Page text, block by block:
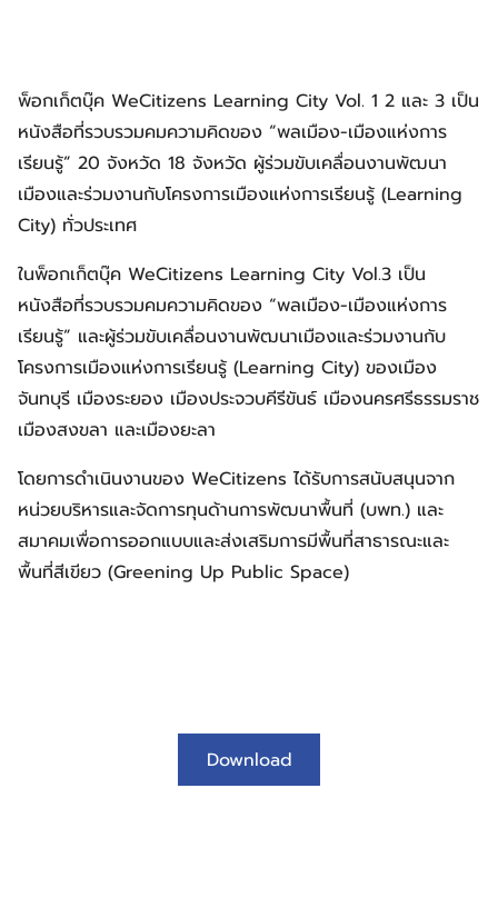
พ็อกเก็ตบุ๊ค WeCitizens Learning City Vol. 1 2 และ 3 เป็น
หนังสือที่รวบรวมคมความคิดของ “พลเมือง-เมืองแห่งการ
เรียนรู้” 20 จังหวัด 18 จังหวัด ผู้ร่วมขับเคลื่อนงานพัฒนา
เมืองและร่วมงานกับโครงการเมืองแห่งการเรียนรู้ (Learning
City) ทั่วประเทศ
ในพ็อกเก็ตบุ๊ค WeCitizens Learning City Vol.3 เป็น
หนังสือที่รวบรวมคมความคิดของ “พลเมือง-เมืองแห่งการ
เรียนรู้” และผู้ร่วมขับเคลื่อนงานพัฒนาเมืองและร่วมงานกับ
โครงการเมืองแห่งการเรียนรู้ (Learning City) ของเมือง
จันทบุรี เมืองระยอง เมืองประจวบคีรีขันธ์ เมืองนครศรีธรรมราช
เมืองสงขลา และเมืองยะลา
โดยการดำเนินงานของ WeCitizens ได้รับการสนับสนุนจาก
หน่วยบริหารและจัดการทุนด้านการพัฒนาพื้นที่ (บพท.) และ
สมาคมเพื่อการออกแบบและส่งเสริมการมีพื้นที่สาธารณะและ
พื้นที่สีเขียว (Greening Up Public Space)
Download